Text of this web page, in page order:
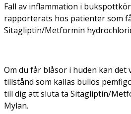
Fall av inflammation i
rapporterats hos patienter som
Sitagliptin/Metformin
Om du får blåsor i huden kan det
tillstånd som kallas bullös
till dig att sluta ta Sitagliptin/
Mylan.